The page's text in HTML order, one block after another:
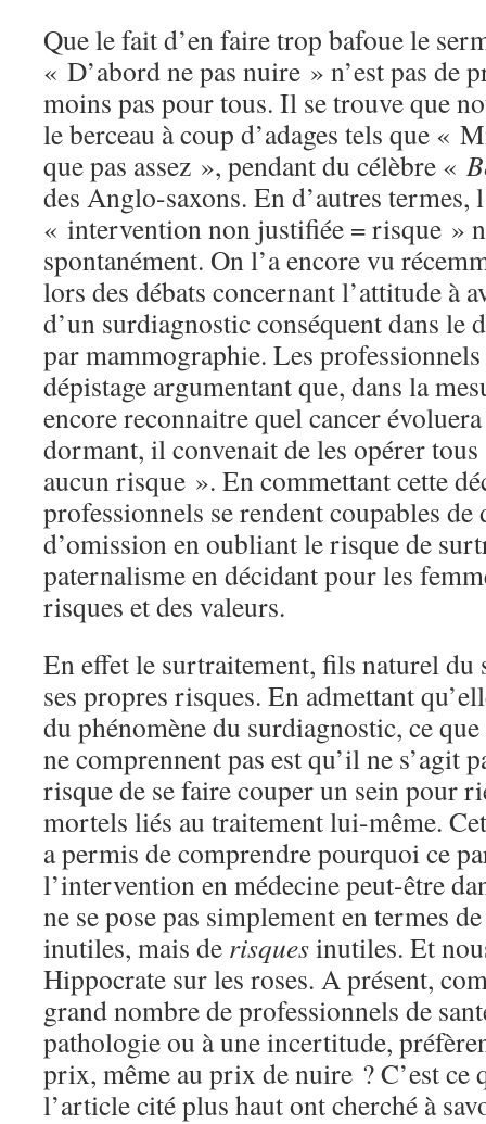
Que le fait d’en faire trop bafoue le
« D’abord ne pas nuire » n’est pas de
moins pas pour tous. Il se trouve que
le berceau à coup d’adages tels que «
que pas assez », pendant du célèbre «
des Anglo-saxons. En d’autres termes,
« intervention non justifiée = risque »
spontanément. On l’a encore vu
lors des débats concernant l’attitude à
d’un surdiagnostic conséquent dans le
par mammographie. Les professionnels
dépistage argumentant que, dans la
encore reconnaitre quel cancer
dormant, il convenait de les opérer
aucun risque ». En commettant cette
professionnels se rendent coupables
d’omission en oubliant le risque de
paternalisme en décidant pour les
risques et des valeurs.
En effet le surtraitement, fils naturel du
ses propres risques. En admettant
du phénomène du surdiagnostic, ce
ne comprennent pas est qu’il ne s’agit
risque de se faire couper un sein pour
mortels liés au traitement lui-même.
a permis de comprendre pourquoi ce
l’intervention en médecine peut-être
ne se pose pas simplement en termes
inutiles, mais de risquesinutiles. Et
Hippocrate sur les roses. A présent,
grand nombre de professionnels de
pathologie ou à une incertitude,
prix, même au prix de nuire ? C’est ce
l’article cité plus haut ont cherché à